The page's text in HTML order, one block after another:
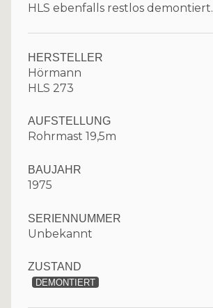
HLS ebenfalls restlos demontiert.
HERSTELLER
Hörmann
HLS 273
AUFSTELLUNG
Rohrmast 19,5m
BAUJAHR
1975
SERIENNUMMER
Unbekannt
ZUSTAND
DEMONTIERT